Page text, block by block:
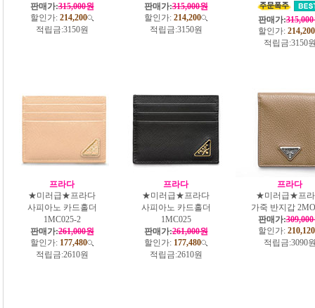
판매가:315,000원
할인가: 214,200
적립금:3150원
판매가:315,000원
할인가: 214,200
적립금:3150원
판매가:
할인가: 214,200
적립금:3150
프라다
★미러급★프라다
사피아노 카드홀더
1MC025-2
판매가:261,000원
할인가: 177,480
적립금:2610원
프라다
★미러급★프라다
사피아노 카드홀더
1MC025
판매가:261,000원
할인가: 177,480
적립금:2610원
프라다
★미러급★프
가죽 반지갑
판매가:
할인가: 210,120
적립금:3090